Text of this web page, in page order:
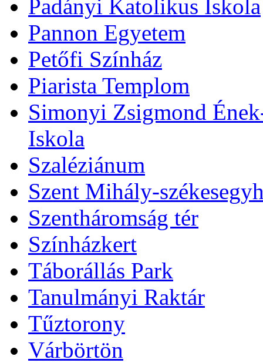
Padányi Katolikus Iskola
Pannon Egyetem
Petőfi Színház
Piarista Templom
Simonyi Zsigmond
Iskola
Szaléziánum
Szent Mihály-
Szentháromság tér
Színházkert
Táborállás Park
Tanulmányi Raktár
Tűztorony
Várbörtön